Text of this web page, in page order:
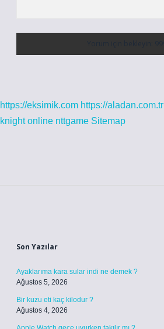
https://eksimik.com https://aladan.com.tr
knight online nttgame Sitemap
Son Yazılar
Ayaklarıma kara sular indi ne demek ?
Ağustos 5, 2026
Bir kuzu eti kaç kilodur ?
Ağustos 4, 2026